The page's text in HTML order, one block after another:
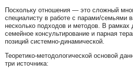
Поскольку отношения — это сложный
специалисту в работе с парами/семьями
несколько подходов и методов. В рамках
семейное консультирование и парная
позиций системно-динамической.
Теоретико-методологической основой
три источника: